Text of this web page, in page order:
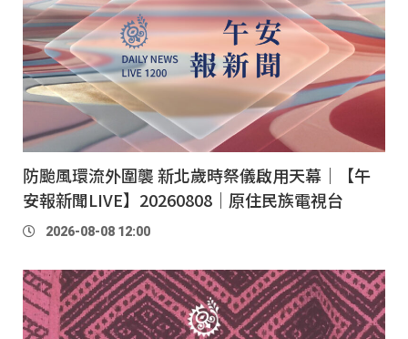
防颱風環流外圍襲 新北歲時祭儀啟用天幕｜【午
安報新聞LIVE】20260808｜原住民族電視台
2026-08-08 12:00